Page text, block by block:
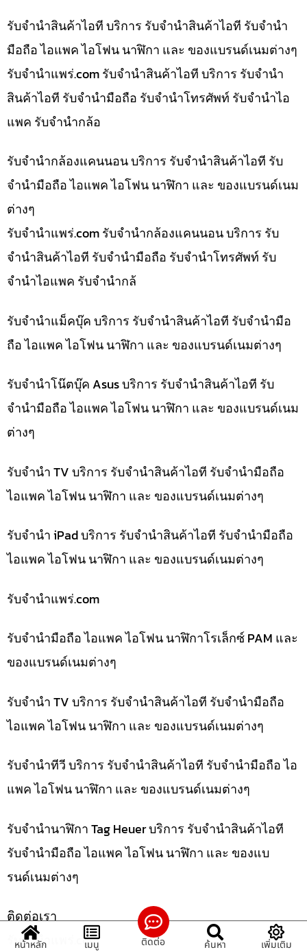
รับจำนำสินค้าไอที บริการ รับจำนำสินค้าไอที รับจำนำ
มือถือ ไอแพค ไอโฟน นาฬิกา และ ของแบรนด์เนมต่างๆ
รับจํานําแพร่.com รับจำนำสินค้าไอที บริการ รับจำนำ
สินค้าไอที รับจำนำมือถือ รับจำนำโทรศัพท์ รับจำนำไอ
แพค รับจำนำกล้อ
รับจำนำกล้องแคนนอน บริการ รับจำนำสินค้าไอที รับ
จำนำมือถือ ไอแพค ไอโฟน นาฬิกา และ ของแบรนด์เนม
ต่างๆ
รับจํานําแพร่.com รับจำนำกล้องแคนนอน บริการ รับ
จำนำสินค้าไอที รับจำนำมือถือ รับจำนำโทรศัพท์ รับ
จำนำไอแพค รับจำนำกล้
รับจำนำแม็คบุ๊ค บริการ รับจำนำสินค้าไอที รับจำนำมือ
ถือ ไอแพค ไอโฟน นาฬิกา และ ของแบรนด์เนมต่างๆ
รับจำนำโน๊ตบุ๊ค Asus บริการ รับจำนำสินค้าไอที รับ
จำนำมือถือ ไอแพค ไอโฟน นาฬิกา และ ของแบรนด์เนม
ต่างๆ
รับจำนำ TV บริการ รับจำนำสินค้าไอที รับจำนำมือถือ
ไอแพค ไอโฟน นาฬิกา และ ของแบรนด์เนมต่างๆ
รับจำนำ iPad บริการ รับจำนำสินค้าไอที รับจำนำมือถือ
ไอแพค ไอโฟน นาฬิกา และ ของแบรนด์เนมต่างๆ
รับจํานําแพร่.com
รับจำนำมือถือ ไอแพค ไอโฟน นาฬิกาโรเล็กซ์ PAM และ
ของแบรนด์เนมต่างๆ
รับจำนำ TV บริการ รับจำนำสินค้าไอที รับจำนำมือถือ
ไอแพค ไอโฟน นาฬิกา และ ของแบรนด์เนมต่างๆ
รับจำนำทีวี บริการ รับจำนำสินค้าไอที รับจำนำมือถือ ไอ
แพค ไอโฟน นาฬิกา และ ของแบรนด์เนมต่างๆ
รับจำนำนาฬิกา Tag Heuer บริการ รับจำนำสินค้าไอที
รับจำนำมือถือ ไอแพค ไอโฟน นาฬิกา และ ของแบ
รนด์เนมต่างๆ
ติดต่อเรา
รับจํานําแพร่.com
หน้าหลัก เมนู ติดต่อ ค้นหา เพิ่มเติม